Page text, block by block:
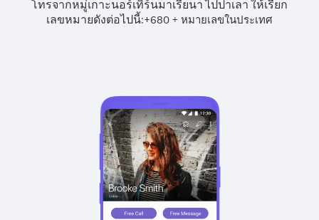
โทรจากหมู่เกาะนอร์เทิร์นมาเรียนา ไปปาเลา ให้เรียก
เลขหมายดังต่อไปนี้:+680 + หมายเลขในประเทศ